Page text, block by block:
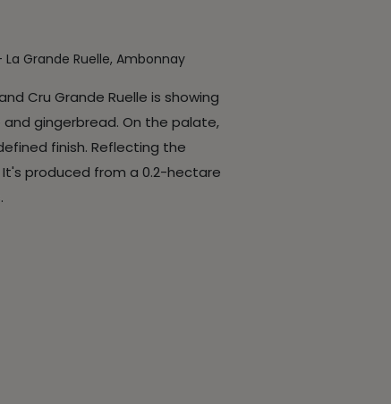
Grande Ruelle, Ambonnay
Cru Grande Ruelle is showing
gingerbread. On the palate,
finish. Reflecting the
produced from a 0.2-hectare